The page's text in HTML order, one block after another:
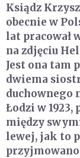
Ksiądz
obecnie w
lat pracował
na zdjęciu
Jest ona tam
dwiema
duchownego
Łodzi w 1923,
między
lewej, jak to